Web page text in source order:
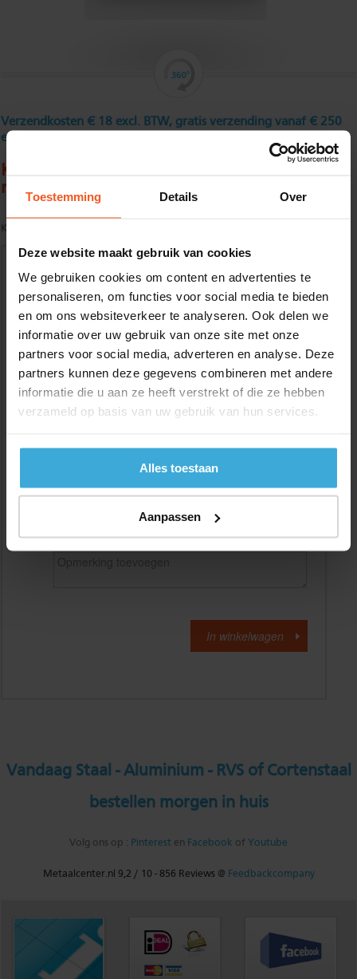
Toestemming Details Over
Deze website maakt gebruik van cookies
We gebruiken cookies om content en advertenties te
personaliseren, om functies voor social media te bieden
en om ons websiteverkeer te analyseren. Ook delen we
informatie over uw gebruik van onze site met onze
partners voor social media, adverteren en analyse. Deze
partners kunnen deze gegevens combineren met andere
informatie die u aan ze heeft verstrekt of die ze hebben
verzameld op basis van uw gebruik van hun services.
Alles toestaan
Aanpassen
Verzendkosten € 18 excl. BTW, gratis verzending vanaf € 250
excl. BTW
Koudgewalst U - profiel 80 x 200 x 80 x 5
mm
Kwaliteit:
Gewenste
lengtemaat inmm
(max. 2000 mm)
+/- 2 mm lengtetolerantie
Aantal:
Bewerkingskosten :
€
0,00
€ 0,00
Alle bedragen zijn excl. 21% BTW
Vandaag Staal - Aluminium - RVS of Cortenstaal
bestellen morgen in huis
Volg ons op : Pinterest en Facebook of Youtube
Metaalcenter.nl 9,2 / 10 -856 Reviews @ Feedbackcompany